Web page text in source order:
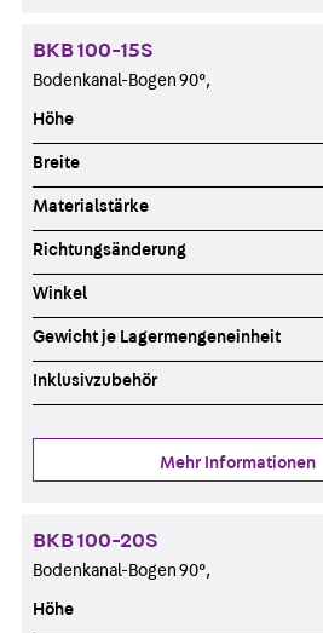
BKB 100-15S
Bodenkanal-Bogen 90°,
Höhe
Breite
Materialstärke
Richtungsänderung
Winkel
Gewicht je Lagermengeneinheit
Inklusivzubehör
Mehr Informationen
BKB 100-20S
Bodenkanal-Bogen 90°,
Höhe